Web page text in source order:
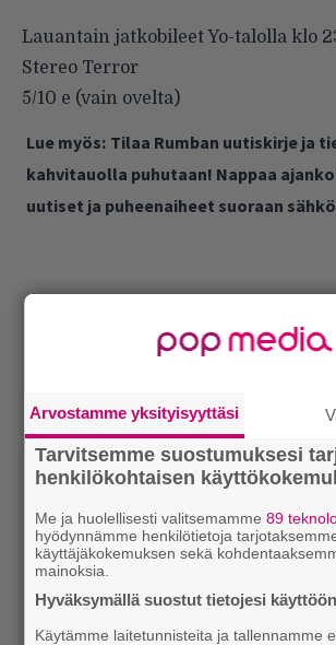
Lauantain jatkobileet Yo-talolla klo
Stereo Terror
5/10 e (vain ovelta)
Lue myös: Tilaa Rumban uutiskirje ja
kahvitauolla puhutaan! Nappaa
uutiset ja puheenaiheet suoraan
Arvostamme yksityisyyttäsi
Tarvitsemme suostumuksesi
henkilökohtaisen
Me ja huolellisesti valitsemamme89
hyödynnämme henkilötietoja
käyttäjäkokemuksen sekä
mainoksia.
Hyväksymällä suostut tietojesi
Käytämme laitetunnisteita ja tallennamme